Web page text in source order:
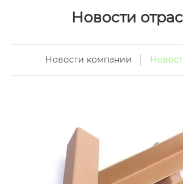
Новости
Новости компании